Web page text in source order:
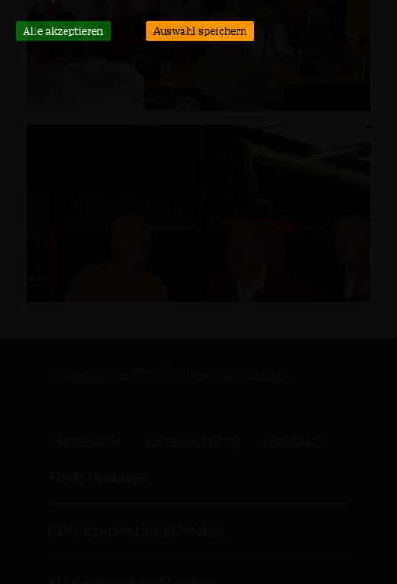
Alle akzeptieren Auswahl speichern